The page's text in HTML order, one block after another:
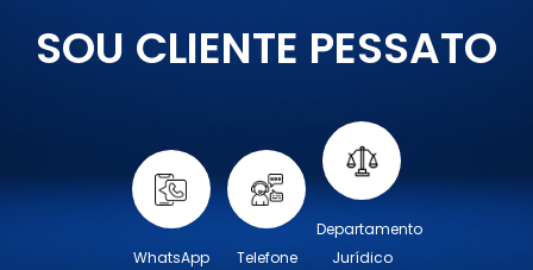
SOU CLIENTE PESSATO
WhatsApp Telefone
Departamento
Jurídico